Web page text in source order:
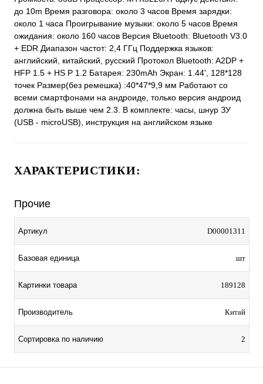
до 10m Время разговора: около 3 часов Время зарядки:
около 1 часа Проигрывание музыки: около 5 часов Время
ожидания: около 160 часов Версия Bluetooth: Bluetooth V3.0
+ EDR Диапазон частот: 2,4 ГГц Поддержка языков:
английский, китайский, русский Протокол Bluetooth: A2DP +
HFP 1.5 + HS P 1.2 Батарея: 230mAh Экран: 1.44', 128*128
точек Размер(без ремешка) :40*47*9,9 мм Работают со
всеми смартфонами на андроиде, только версия андроид
должна быть выше чем 2.3. В комплекте: часы, шнур ЗУ
(USB - microUSB), инструкция на английском языке
ХАРАКТЕРИСТИКИ:
Прочие
Артикул D00001311
Базовая единица шт
Картинки товара 189128
Производитель Китай
Сортировка по наличию 2